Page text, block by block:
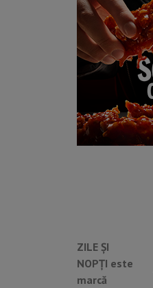
ZILE ȘI
NOPȚI este
marcă